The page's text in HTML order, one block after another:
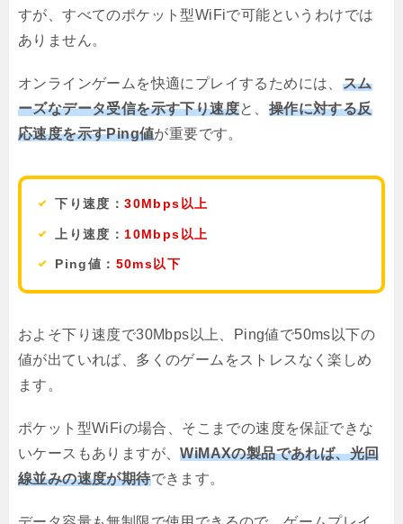
すが、すべてのポケット型WiFiで可能というわけでは
ありません。
オンラインゲームを快適にプレイするためには、 スム
ーズなデータ受信を示す下り速度と、 操作に対する反
応速度を示すPing値が重要です。
下り速度：30Mbps以上
上り速度： 10Mbps以上
Ping値： 50ms以下
およそ下り速度で30Mbps以上、Ping値で50ms以下の
値が出ていれば、多くのゲームをストレスなく楽しめ
ます。
ポケット型WiFiの場合、そこまでの速度を保証できな
いケースもありますが、WiMAXの製品であれば、光回
線並みの速度が期待できます。